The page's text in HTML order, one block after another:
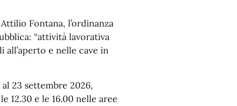
Fontana, l’ordinanza
“attività lavorativa
e nelle cave in
23 settembre 2026,
12.30 e le 16.00 nelle aree